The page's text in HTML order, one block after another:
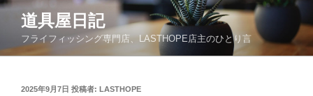
コ
ン
道具屋日記
フライフィッシング専門店、LASTHOPE店主のひとり言
投
2025年9月7日 投稿者: LASTHOPE